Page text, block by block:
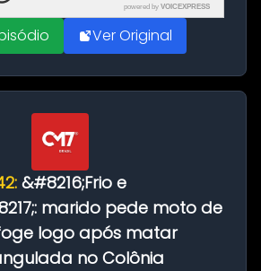
powered by VOICEXPRESS
Ver Original
&#8216;Frio e
marido pede moto de
logo após matar
no Colônia